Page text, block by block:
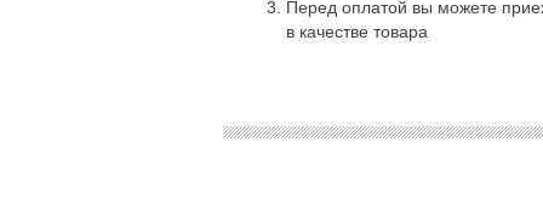
Перед оплатой вы можете
в качестве товара